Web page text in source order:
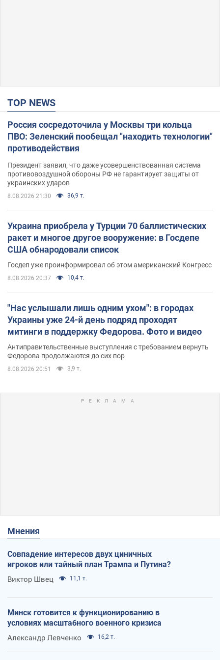
TOP NEWS
Россия сосредоточила у Москвы три кольца
ПВО: Зеленский пообещал "находить технологии"
противодействия
Президент заявил, что даже усовершенствованная система
противовоздушной обороны РФ не гарантирует защиты от
украинских ударов
8.08.2026 21:30 36,9 т.
Украина приобрела у Турции 70 баллистических
ракет и многое другое вооружение: в Госдепе
США обнародовали список
Госдеп уже проинформировал об этом американский Конгресс
8.08.2026 20:37 10,4 т.
"Нас услышали лишь одним ухом": в городах
Украины уже 24-й день подряд проходят
митинги в поддержку Федорова. Фото и видео
Антиправительственные выступления с требованием вернуть
Федорова продолжаются до сих пор
8.08.2026 20:51 3,9 т.
Мнения
Совпадение интересов двух циничных
игроков или тайный план Трампа и Путина?
Виктор Швец 11,1 т.
Минск готовится к функционированию в
условиях масштабного военного кризиса
Александр Левченко 16,2 т.